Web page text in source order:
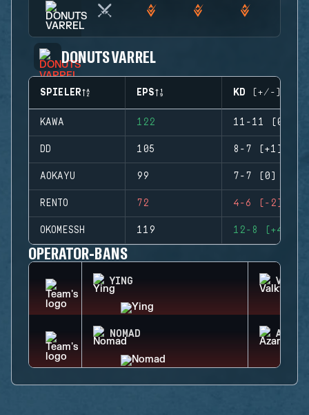
DONUTS VARREL
SPIELER EPS KD (+/-)
KAWA 122 11-11 (0)
DD 105 8-7 (+1)
AOKAYU 99 7-7 (0)
RENTO 72 4-6 (-2)
OKOMESSH 119 12-8 (+4)
OPERATOR-BANS
YING
NOMAD AZAMI